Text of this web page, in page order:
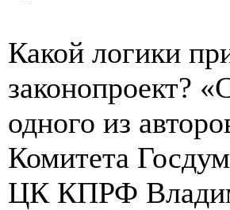
Какой логики
законопроект?
одного из
Комитета
ЦК КПРФ